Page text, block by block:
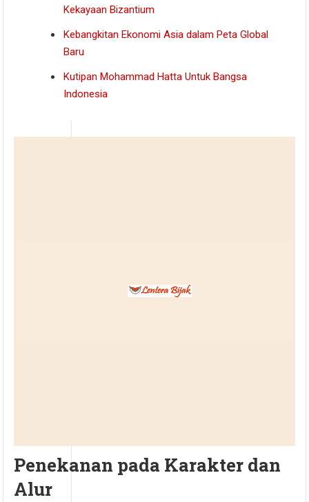
Kekayaan Bizantium
Kebangkitan Ekonomi Asia dalam Peta Global
Baru
Kutipan Mohammad Hatta Untuk Bangsa
Indonesia
Penekanan pada Karakter dan
Alur